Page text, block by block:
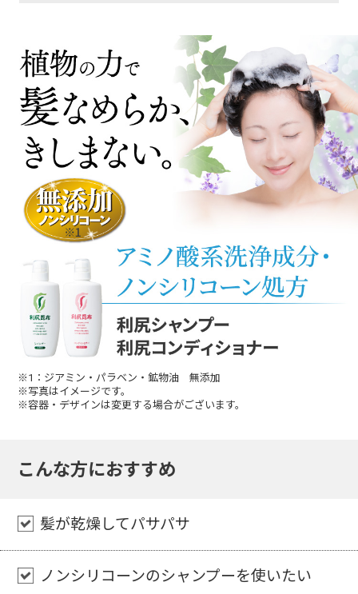
艶があると褒められますので友人達にも勧め
喜んで頂いております。他の商品には見向き
もせずこれ一筋で、感謝の気持ちでいっぱい
です！！
60代男性
継続で購入しています。
使用感は頭皮もすっきりしています。染めた
髪色も落ちづらいと思います。
リピート予定です。
50代女性
色々なシャンプー・コンディショナーを使う
なかでふけやかゆみが治まらずその時に試し
てみたのが利尻でした。私には合ったよう
で、何だか頭皮もしっとりしたような感じを
50代女性
利尻シャンプーは主人が使っています。昆布
ています。お徳用なのもいいですね!
※1：ジアミン・パラベン・鉱物油 無添加
※写真はイメージです。
※容器・デザインは変更する場合がございます。
こんな方におすすめ
髪が乾燥してパサパサ
ノンシリコーンのシャンプーを使いたい